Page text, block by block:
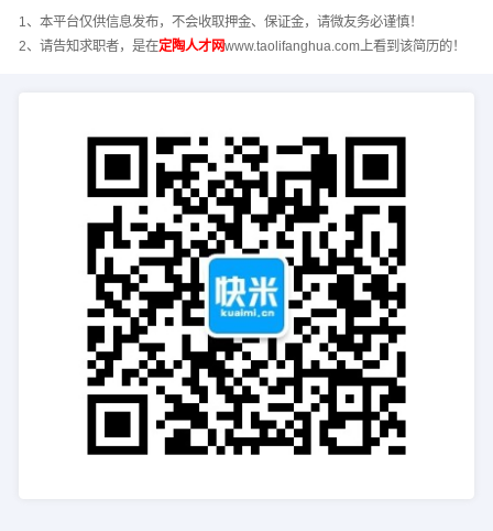
1、本平台仅供信息发布，不会收取押金、保证金，请微友务必谨慎！
2、请告知求职者，是在定陶人才网www.taolifanghua.com上看到该简历的！